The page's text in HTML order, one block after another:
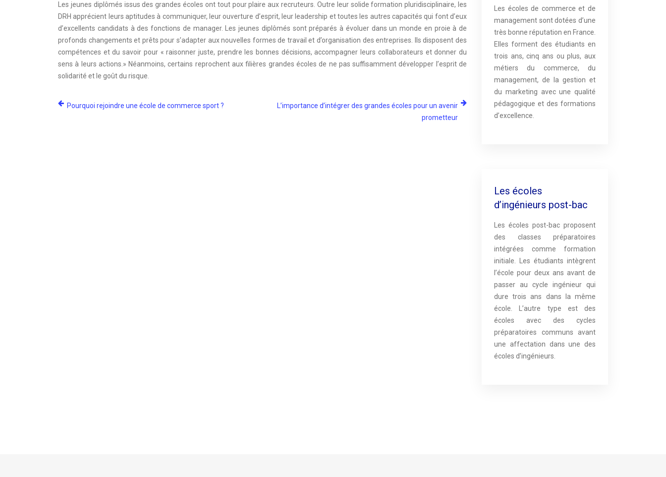
Les jeunes diplômés issus des grandes écoles ont tout pour plaire aux recruteurs. Outre leur solide formation pluridisciplinaire, les
DRH apprécient leurs aptitudes à communiquer, leur ouverture d’esprit, leur leadership et toutes les autres capacités qui font d’eux
d’excellents candidats à des fonctions de manager. Les jeunes diplômés sont préparés à évoluer dans un monde en proie à de
profonds changements et prêts pour s’adapter aux nouvelles formes de travail et d’organisation des entreprises. Ils disposent des
compétences et du savoir pour « raisonner juste, prendre les bonnes décisions, accompagner leurs collaborateurs et donner du
sens à leurs actions.» Néanmoins, certains reprochent aux filières grandes écoles de ne pas suffisamment développer l’esprit de
solidarité et le goût du risque.
Pourquoi rejoindre une école de commerce sport ?
L’importance d’intégrer des grandes écoles pour un avenir
prometteur
Les écoles de commerce et de
management sont dotées d’une
très bonne réputation en France.
Elles forment des étudiants en
trois ans, cinq ans ou plus, aux
métiers du commerce, du
management, de la gestion et
du marketing avec une qualité
pédagogique et des formations
d’excellence.
Les écoles
d’ingénieurs post-bac
Les écoles post-bac proposent
des classes préparatoires
intégrées comme formation
initiale. Les étudiants intègrent
l’école pour deux ans avant de
passer au cycle ingénieur qui
dure trois ans dans la même
école. L’autre type est des
écoles avec des cycles
préparatoires communs avant
une affectation dans une des
écoles d’ingénieurs.